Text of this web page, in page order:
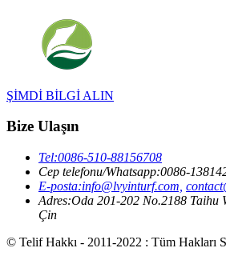
ŞİMDİ BİLGİ ALIN
Bize Ulaşın
Tel:0086-510-88156708
Cep telefonu/Whatsapp:0086-
E-posta:info@lvyinturf.com,
Adres:Oda 201-202 No.2188 Taihu
Çin
© Telif Hakkı - 2011-2022 : Tüm Hakları